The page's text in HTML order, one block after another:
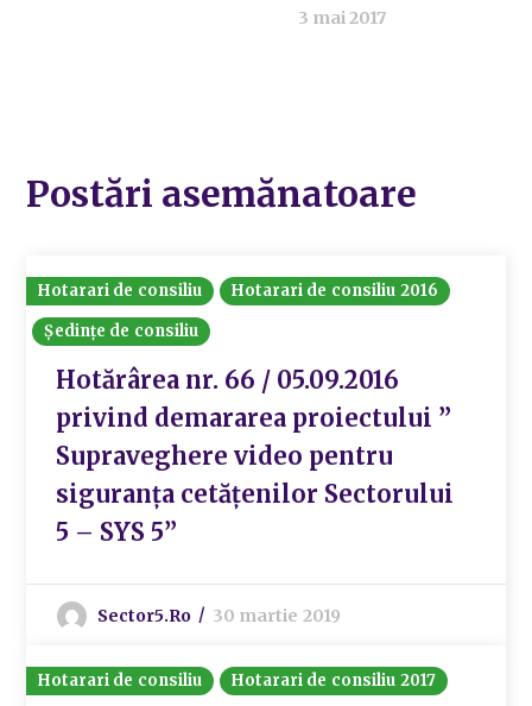
3 mai 2017
Postări asemănatoare
Hotarari de consiliu
Hotarari de consiliu 2016
Ședințe de consiliu
Hotărârea nr. 66 / 05.09.2016
privind demararea proiectului ”
Supraveghere video pentru
siguranța cetățenilor Sectorului
5 – SYS 5”
Sector5.ro 30 martie 2019
Hotarari de consiliu
Hotarari de consiliu 2017